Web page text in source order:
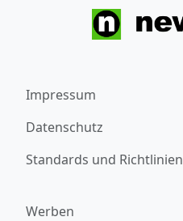
Impressum
Datenschutz
Standards und Richtlinien
Werben